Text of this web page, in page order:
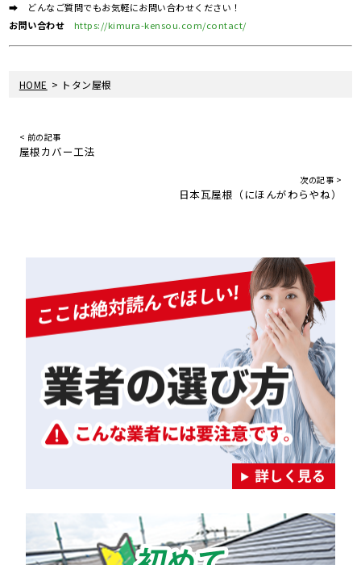
➡ どんなご質問でもお気軽にお問い合わせください！
お問い合わせ
https://kimura-kensou.com/contact/
HOME > トタン屋根
< 前の記事
屋根カバー工法
次の記事 >
日本瓦屋根（にほんがわらやね）